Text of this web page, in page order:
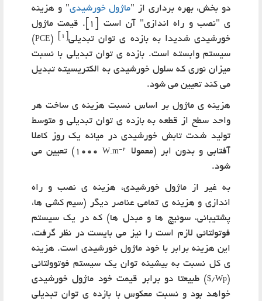
دو بخش، بهره برداری از" ماژول خورشیدی"و هزینه
"نصب و راه اندازی"
آن است [1]. قیمت ماژول
خورشیدی شدیدا به بازده ی توان تبدیلی[1]
(
PCE
)
سیستم وابسته است. بازده ی توان تبدیلی با نسبت
میزان نوری که سلول خورشیدی به الکتریسیته تبدیل
می کند تعیین می شود.
هزینه ی ماژول بر اساس نسبت هزینه ی ساخت هر
واحد سطح از قطعه به بازده ی توان تبدیلی و متوسط
تولید شدت تابش خورشیدی در میانه یک روز کاملا
آفتابی و بدون ابر (معمولا
W.m-2
1000) تعیین می
شود.
به غیر از ماژول خورشیدی، هزینه ی نصب و راه
اندازی و هزینه ی تمامی عناصر دیگر (سیم کشی ها،
پشتیبانی، سوئیچ ها و مبدل ها) که در یک سیستم
فوتولتائی لازم است را نیز می بایست در نظر گرفت،
این هزینه برابر با خود ماژول خورشیدی است. هزینه
ی کل نسبت به بیشینه توان یک سیستم فوتوولتائی
$/Wp) طبیعتا دو برابر قیمت خود ماژول خورشیدی
خواهد بود و نسبت معکوس با بازده ی توان تبدیلی